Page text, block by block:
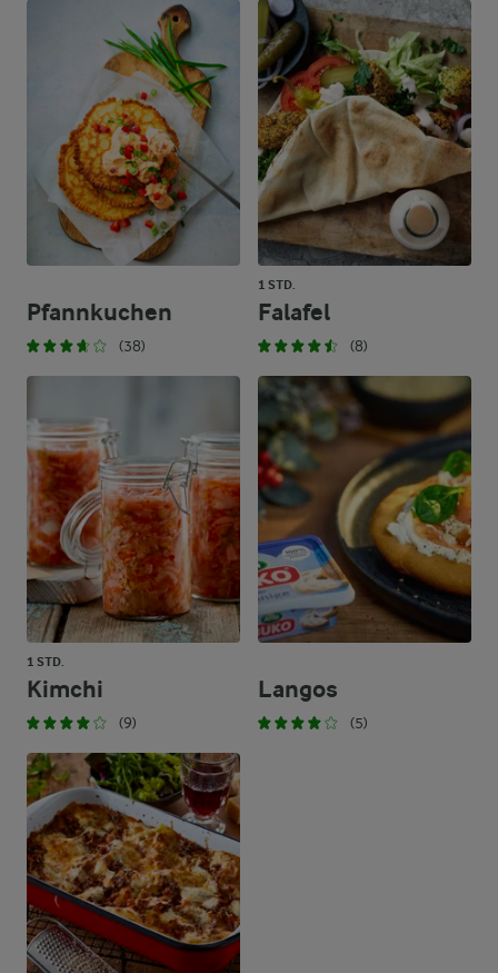
Pfannkuchen
(38)
1 STD.
Falafel
(8)
1 STD.
Kimchi
(9)
Langos
(5)